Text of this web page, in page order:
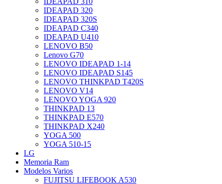
IDEAPAD 320
IDEAPAD 320S
IDEAPAD C340
IDEAPAD U410
LENOVO B50
Lenovo G70
LENOVO IDEAPAD 1-14
LENOVO IDEAPAD S145
LENOVO THINKPAD T420S
LENOVO V14
LENOVO YOGA 920
THINKPAD 13
THINKPAD E570
THINKPAD X240
YOGA 500
YOGA 510-15
LG
Memoria Ram
Modelos Varios
FUJITSU LIFEBOOK A530